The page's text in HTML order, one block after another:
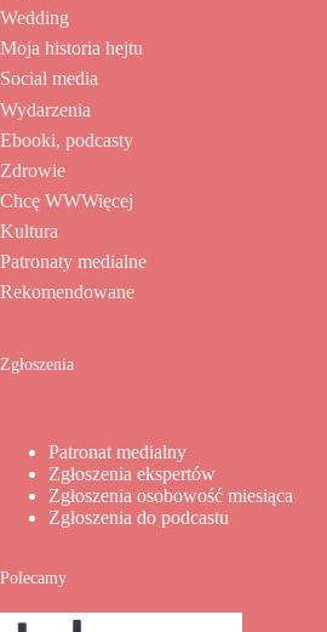
Wedding
Moja historia hejtu
Social media
Wydarzenia
Ebooki, podcasty
Zdrowie
Chcę WWWięcej
Kultura
Patronaty medialne
Rekomendowane
Zgłoszenia
Patronat medialny
Zgłoszenia ekspertów
Zgłoszenia osobowość miesiąca
Zgłoszenia do podcastu
Polecamy